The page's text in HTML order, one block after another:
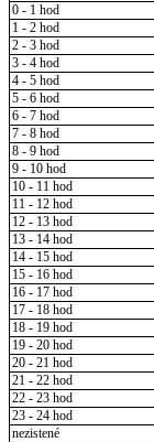
0 - 1 hod
1 - 2 hod
2 - 3 hod
3 - 4 hod
4 - 5 hod
5 - 6 hod
6 - 7 hod
7 - 8 hod
8 - 9 hod
9 - 10 hod
10 - 11 hod
11 - 12 hod
12 - 13 hod
13 - 14 hod
14 - 15 hod
15 - 16 hod
16 - 17 hod
17 - 18 hod
18 - 19 hod
19 - 20 hod
20 - 21 hod
21 - 22 hod
22 - 23 hod
23 - 24 hod
nezistené